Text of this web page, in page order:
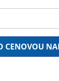
CENOVOU